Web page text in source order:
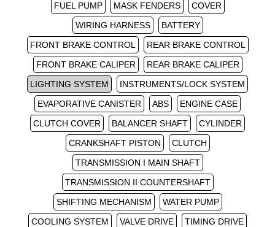
FUEL PUMP
MASK FENDERS
COVER
WIRING HARNESS
BATTERY
FRONT BRAKE CONTROL
REAR BRAKE CONTROL
FRONT BRAKE CALIPER
REAR BRAKE CALIPER
LIGHTING SYSTEM
INSTRUMENTS/LOCK SYSTEM
EVAPORATIVE CANISTER
ABS
ENGINE CASE
CLUTCH COVER
BALANCER SHAFT
CYLINDER
CRANKSHAFT PISTON
CLUTCH
TRANSMISSION I MAIN SHAFT
TRANSMISSION II COUNTERSHAFT
SHIFTING MECHANISM
WATER PUMP
COOLING SYSTEM
VALVE DRIVE
TIMING DRIVE